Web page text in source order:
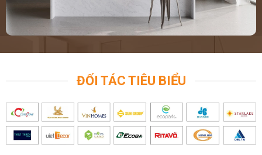
ĐỐI TÁC TIÊU BIỂU